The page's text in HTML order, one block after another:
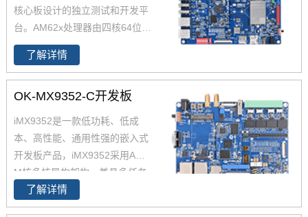
列核心板提供瑞芯微RK3568规
格书_datasheet_数据手册_原理
核心板设计的独立测试和开发平
台。AM62x处理器由四核64位Ar
m -Cortex -A53微处理器 和Cort
ex-M4F组成。AM62x开发板整
板工业级设计，并在开发过程中
进行严苛的环境温度测试、压力
测试、长期稳定性运行测试，使
AM62x可在各种严苛环境稳定运
了解详情
OK-MX9352-C开发板
iMX9352是一款低功耗、低成
本、高性能、通用性强的嵌入式
开发板产品，iMX9352采用A核+
M核多核异构架构，兼具多任务
处理与实时控制，0.5 TOPS Eth
os U-65 microNPU，满足边缘AI
了解详情